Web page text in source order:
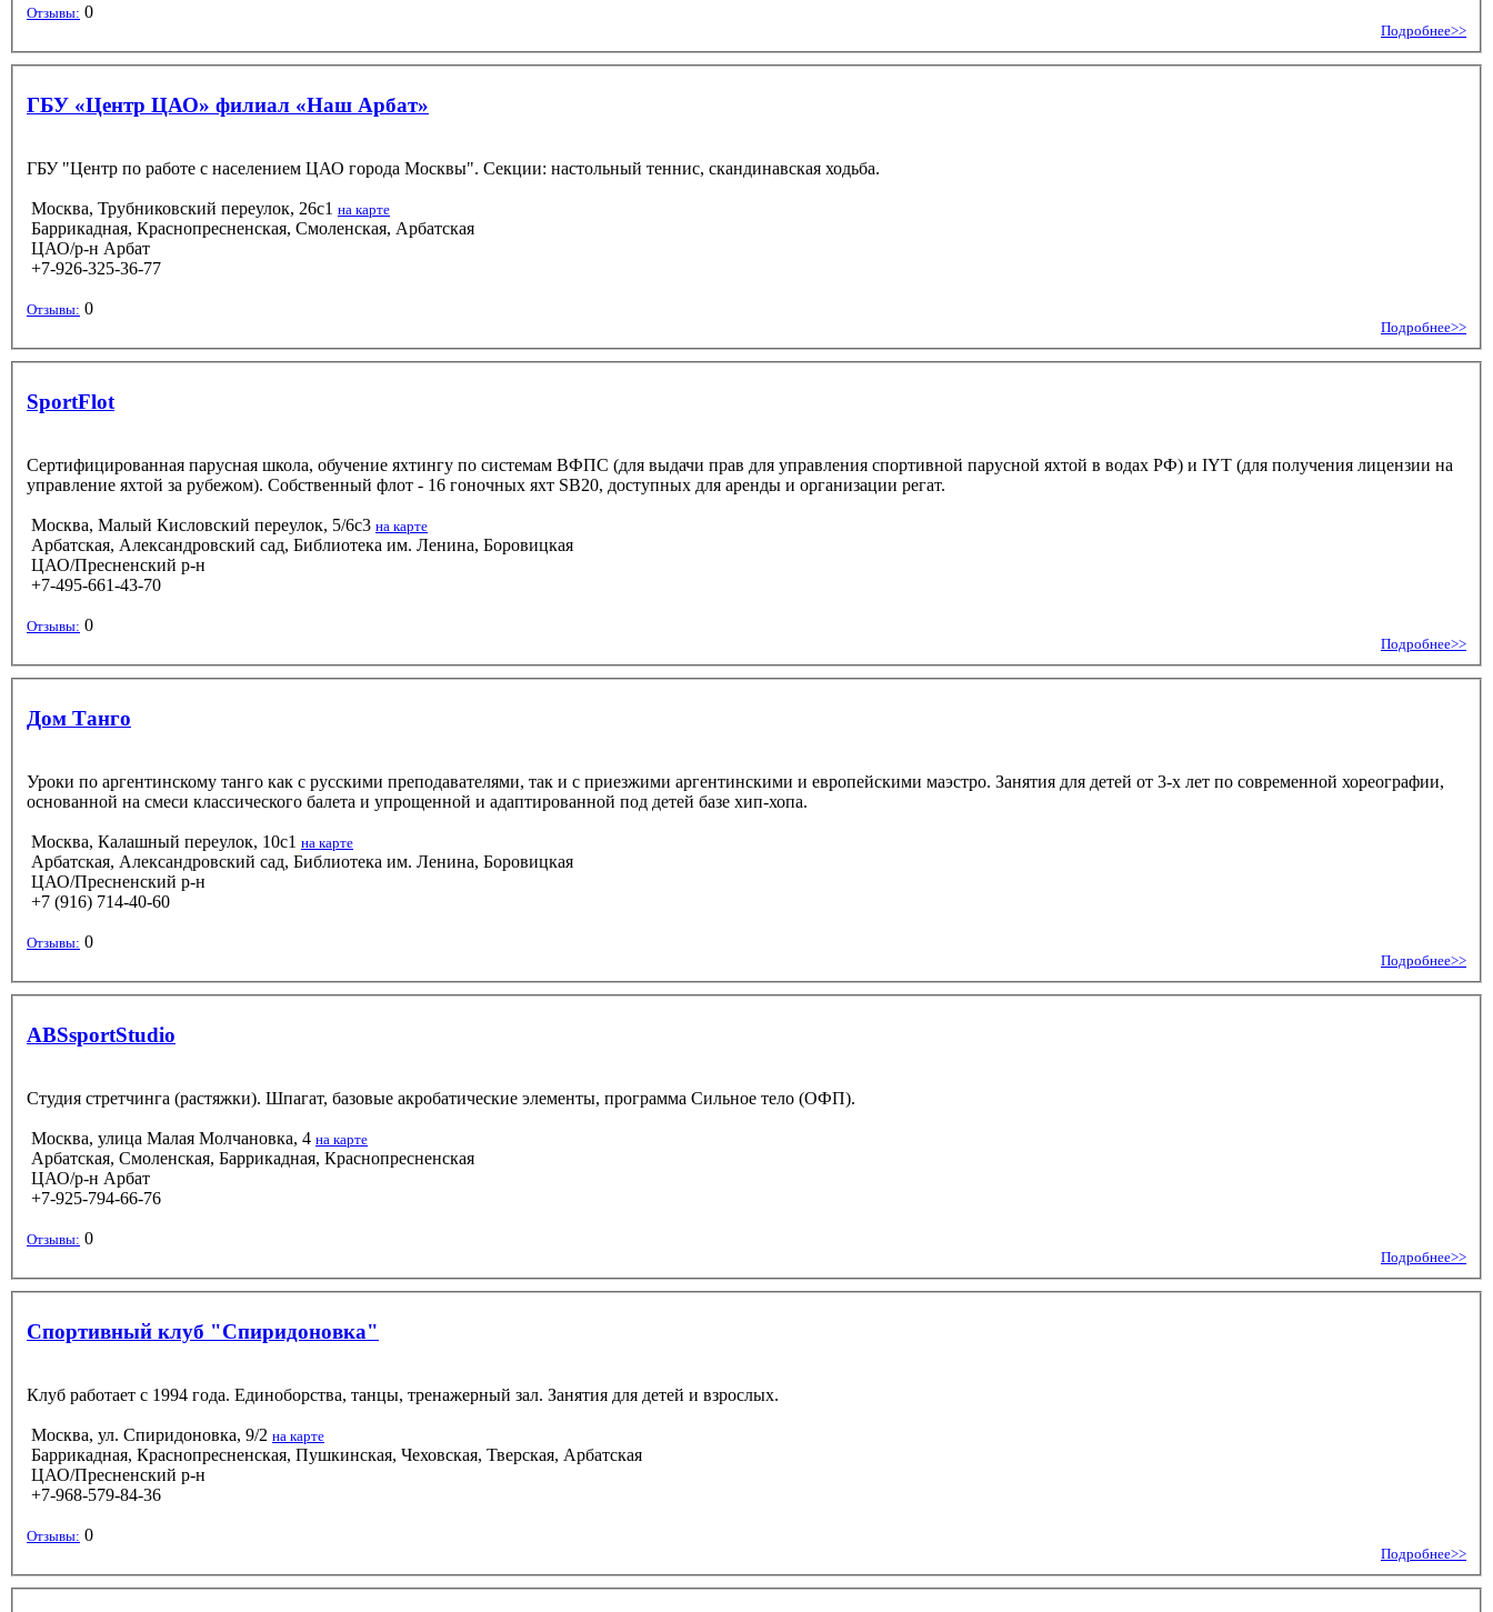
Отзывы: 0
Подробнее>>
ГБУ «Центр ЦАО» филиал «Наш Арбат»
ГБУ "Центр по работе с населением ЦАО города Москвы". Секции: настольный теннис, скандинавская ходьба.
Москва, Трубниковский переулок, 26с1 на карте
Баррикадная, Краснопресненская, Смоленская, Арбатская
ЦАО/р-н Арбат
+7-926-325-36-77
Отзывы: 0
Подробнее>>
SportFlot
Сертифицированная парусная школа, обучение яхтингу по системам ВФПС (для выдачи прав для управления спортивной парусной яхтой в водах РФ) и IYT (для получения лицензии на
управление яхтой за рубежом). Собственный флот - 16 гоночных яхт SB20, доступных для аренды и организации регат.
Москва, Малый Кисловский переулок, 5/6c3 на карте
Арбатская, Александровский сад, Библиотека им. Ленина, Боровицкая
ЦАО/Пресненский р-н
+7-495-661-43-70
Отзывы: 0
Подробнее>>
Дом Танго
Уроки по аргентинскому танго как с русскими преподавателями, так и с приезжими аргентинскими и европейскими маэстро. Занятия для детей от 3-х лет по современной хореографии,
основанной на смеси классического балета и упрощенной и адаптированной под детей базе хип-хопа.
Москва, Калашный переулок, 10с1 на карте
Арбатская, Александровский сад, Библиотека им. Ленина, Боровицкая
ЦАО/Пресненский р-н
+7 (916) 714-40-60
Отзывы: 0
Подробнее>>
ABSsportStudio
Студия стретчинга (растяжки). Шпагат, базовые акробатические элементы, программа Сильное тело (ОФП).
Москва, улица Малая Молчановка, 4 на карте
Арбатская, Смоленская, Баррикадная, Краснопресненская
ЦАО/р-н Арбат
+7-925-794-66-76
Отзывы: 0
Подробнее>>
Спортивный клуб "Спиридоновка"
Клуб работает с 1994 года. Единоборства, танцы, тренажерный зал. Занятия для детей и взрослых.
Москва, ул. Спиридоновка, 9/2 на карте
Баррикадная, Краснопресненская, Пушкинская, Чеховская, Тверская, Арбатская
ЦАО/Пресненский р-н
+7-968-579-84-36
Отзывы: 0
Подробнее>>